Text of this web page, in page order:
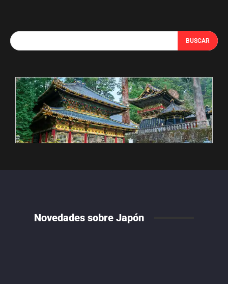
BUSCAR
Novedades sobre Japón